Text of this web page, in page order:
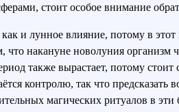
стоит особое внимание
и лунное влияние, потому в
накануне новолуния организм
также вырастает, потому
контролю, так что
магических ритуалов в